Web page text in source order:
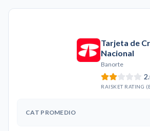
Tarjeta de
Nacional
Banorte
RAISKET RATING
CAT PROMEDIO